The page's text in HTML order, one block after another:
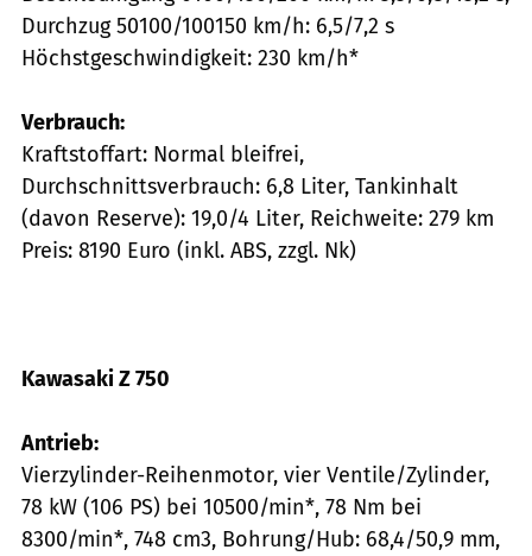
Durchzug 50100/100150 km/h: 6,5/7,2 s
Höchstgeschwindigkeit: 230 km/h*
Verbrauch:
Kraftstoffart: Normal bleifrei,
Durchschnittsverbrauch: 6,8 Liter, Tankinhalt
(davon Reserve): 19,0/4 Liter, Reichweite: 279 km
Preis: 8190 Euro (inkl. ABS, zzgl. Nk)
Kawasaki Z 750
Antrieb:
Vierzylinder-Reihenmotor, vier Ventile/Zylinder,
78 kW (106 PS) bei 10500/min*, 78 Nm bei
8300/min*, 748 cm3, Bohrung/Hub: 68,4/50,9 mm,